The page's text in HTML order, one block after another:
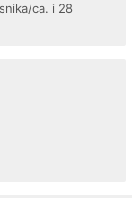
ca. i 28